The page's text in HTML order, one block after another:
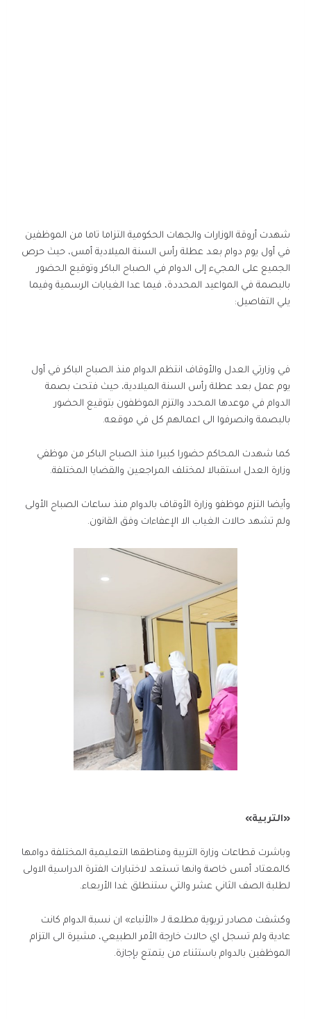
شهدت أروقة الوزارات والجهات الحكومية التزاما تاما من الموظفين
في أول يوم دوام بعد عطلة رأس السنة الميلادية أمس، حيث حرص
الجميع على المجيء إلى الدوام في الصباح الباكر وتوقيع الحضور
بالبصمة في المواعيد المحددة، فيما عدا الغيابات الرسمية وفيما
يلي التفاصيل:
في وزارتي العدل والأوقاف انتظم الدوام منذ الصباح الباكر في أول
يوم عمل بعد عطلة رأس السنة الميلادية، حيث فتحت بصمة
الدوام في موعدها المحدد والتزم الموظفون بتوقيع الحضور
بالبصمة وانصرفوا الى اعمالهم كل في موقعه.
كما شهدت المحاكم حضورا كبيرا منذ الصباح الباكر من موظفي
وزارة العدل استقبالا لمختلف المراجعين والقضايا المختلفة.
وأيضا التزم موظفو وزارة الأوقاف بالدوام منذ ساعات الصباح الأولى
ولم تشهد حالات الغياب الا الإعفاءات وفق القانون.
«التربية»
وباشرت قطاعات وزارة التربية ومناطقها التعليمية المختلفة دوامها
كالمعتاد أمس خاصة وانها تستعد لاختبارات الفترة الدراسية الاولى
لطلبة الصف الثاني عشر والتي ستنطلق غدا الأربعاء.
وكشفت مصادر تربوية مطلعة لـ «الأنباء» ان نسبة الدوام كانت
عادية ولم تسجل اي حالات خارجة الأمر الطبيعي، مشيرة الى التزام
الموظفين بالدوام باستثناء من يتمتع بإجازة.